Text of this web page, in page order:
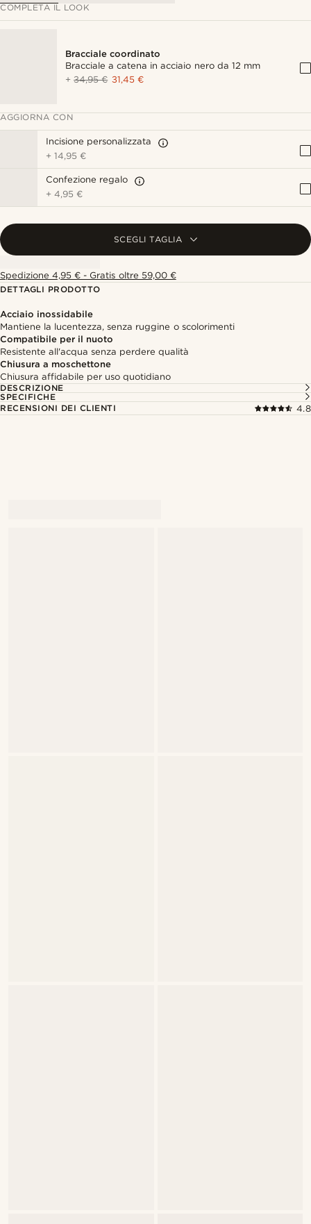
COMPLETA IL LOOK
Bracciale coordinato
Bracciale a catena in acciaio nero da 12 mm
+34,95 € 31,45 €
AGGIORNA CON
Incisione personalizzata
+14,95 €
Confezione regalo
+4,95 €
SCEGLI TAGLIA
Spedizione 4,95 € - Gratis oltre 59,00 €
DETTAGLI PRODOTTO
Acciaio inossidabile
Mantiene la lucentezza, senza ruggine o scolorimenti
Compatibile per il nuoto
Resistente all'acqua senza perdere qualità
Chiusura a moschettone
Chiusura affidabile per uso quotidiano
DESCRIZIONE
SPECIFICHE
RECENSIONI DEI CLIENTI
4.8